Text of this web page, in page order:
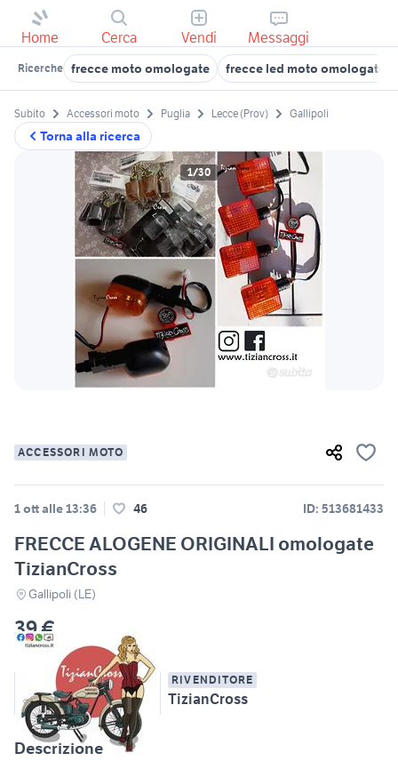
Home Cerca Vendi Messaggi
Ricerche frecce moto omologate frecce led moto omologate
Torna alla ricerca
Subito Accessori moto Puglia Lecce (Prov) Gallipoli
1/30
ACCESSORI MOTO
1 ott alle 13:36 46 ID: 513681433
FRECCE ALOGENE ORIGINALI omologate
TizianCross
Gallipoli (LE)
39 €
RIVENDITORE
TizianCross
Descrizione